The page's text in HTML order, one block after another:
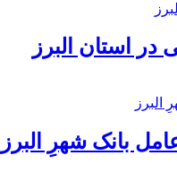
استان البرز
بانک شهرِ البرز